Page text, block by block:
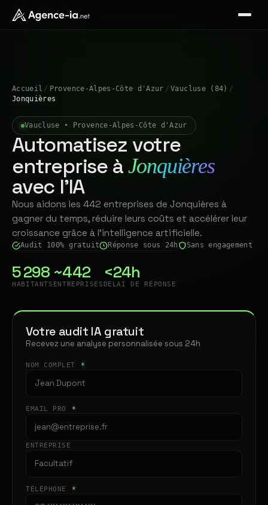
Accueil / Provence-Alpes-Côte d'Azur / Vaucluse (84) /
Jonquières
Vaucluse • Provence-Alpes-Côte d'Azur
Automatisez votre
entreprise à Jonquières
avec l'IA
Nous aidons les 442 entreprises de Jonquières à
gagner du temps, réduire leurs coûts et accélérer leur
croissance grâce à l'intelligence artificielle.
Audit 100% gratuit Réponse sous 24h Sans engagement
5 298
HABITANTS
~442
ENTREPRISES
<24h
DÉLAI DE RÉPONSE
Votre audit IA gratuit
Recevez une analyse personnalisée sous 24h
NOM COMPLET *
EMAIL PRO *
ENTREPRISE
TÉLÉPHONE *